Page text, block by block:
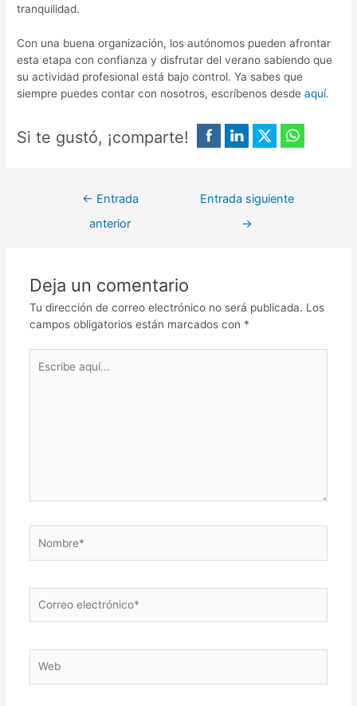
tranquilidad.
Con una buena organización, los autónomos pueden afrontar
esta etapa con confianza y disfrutar del verano sabiendo que
su actividad profesional está bajo control. Ya sabes que
siempre puedes contar con nosotros, escríbenos desdeaquí.
Si te gustó, ¡comparte!
← Entrada
anterior
Entrada siguiente
→
Deja un comentario
Tu dirección de correo electrónico no será publicada. Los
campos obligatorios están marcados con *
aquí...
electrónico*